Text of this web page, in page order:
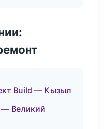
Build — Кызыл
Великий